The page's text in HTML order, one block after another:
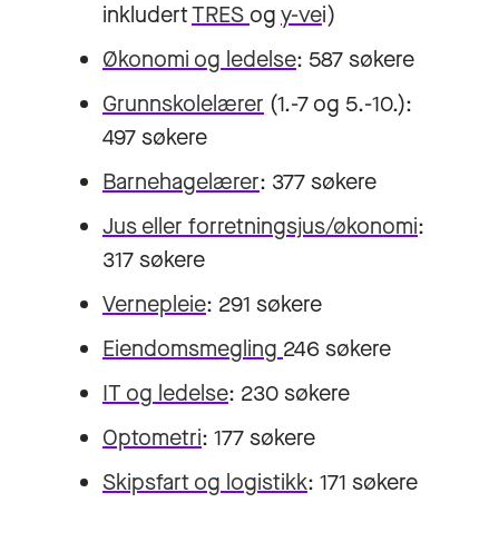
inkludertTRES ogy-vei)
Økonomi og ledelse: 587 søkere
Grunnskolelærer (1.-7 og 5.-10.):
497 søkere
Barnehagelærer: 377 søkere
Jus eller forretningsjus/økonomi:
317 søkere
Vernepleie: 291 søkere
Eiendomsmegling 246 søkere
IT og ledelse: 230 søkere
Optometri: 177 søkere
Skipsfart og logistikk: 171 søkere